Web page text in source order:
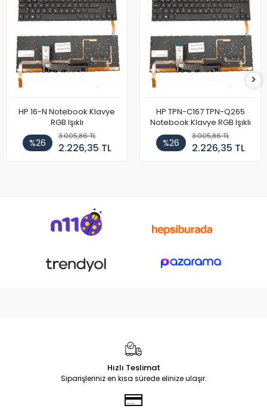
HP 16-N Notebook Klavye
RGB Işıklı
%26
3.005,86 TL
2.226,35 TL
HP TPN-C167 TPN-Q265
Notebook Klavye RGB Işıklı
%26
3.005,86 TL
2.226,35 TL
Hızlı Teslimat
Siparişleriniz en kısa sürede elinize ulaşır.